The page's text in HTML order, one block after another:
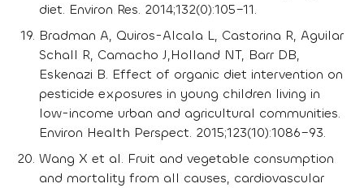
diet. Environ Res. 2014;132(0):105–11.
Bradman A, Quiros-Alcala L, Castorina R, Aguilar
Schall R, Camacho J,Holland NT, Barr DB,
Eskenazi B. Effect of organic diet intervention on
pesticide exposures in young children living in
low-income urban and agricultural communities.
Environ Health Perspect. 2015;123(10):1086–93.
Wang X et al. Fruit and vegetable consumption
and mortality from all causes, cardiovascular